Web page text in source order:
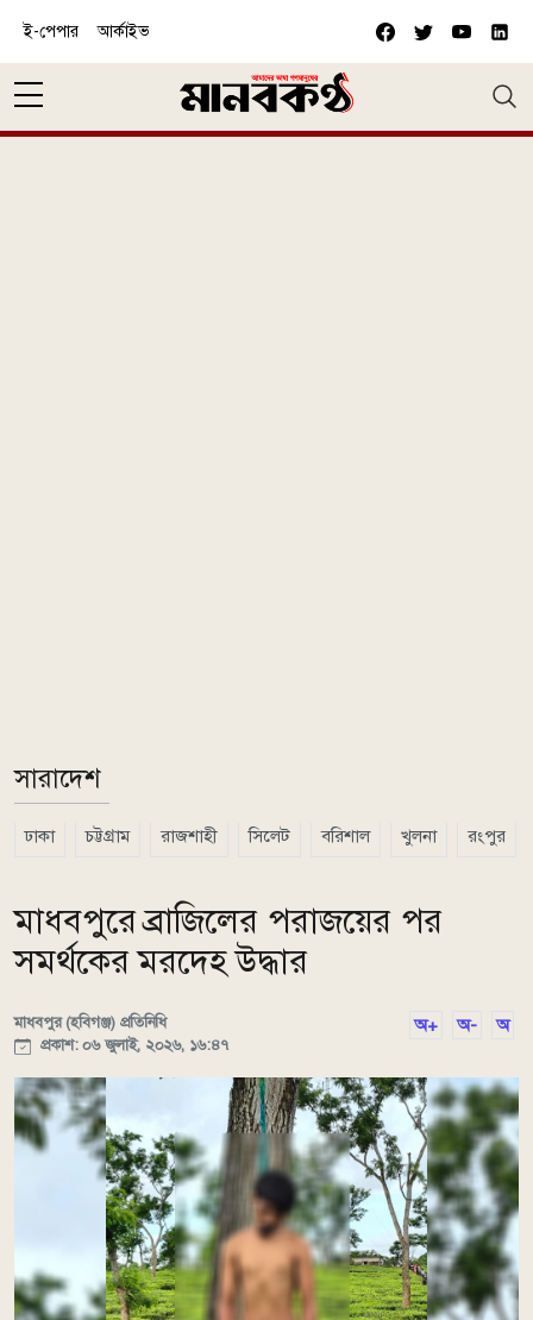
ই-পেপার আর্কাইভ
সারাদেশ
ঢাকা চট্টগ্রাম রাজশাহী সিলেট বরিশাল খুলনা রংপুর
মাধবপুরে ব্রাজিলের পরাজয়ের পর
সমর্থকের মরদেহ উদ্ধার
মাধবপুর (হবিগঞ্জ) প্রতিনিধি
প্রকাশ: ০৬ জুলাই, ২০২৬, ১৬:৪৭
অ+ অ- অ